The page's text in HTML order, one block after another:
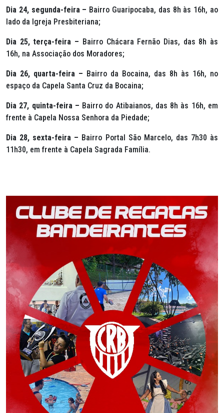
Dia 24, segunda-feira – Bairro Guaripocaba, das 8h às 16h, ao
lado da Igreja Presbiteriana;
Dia 25, terça-feira – Bairro Chácara Fernão Dias, das 8h às
16h, na Associação dos Moradores;
Dia 26, quarta-feira – Bairro da Bocaina, das 8h às 16h, no
espaço da Capela Santa Cruz da Bocaina;
Dia 27, quinta-feira – Bairro do Atibaianos, das 8h às 16h, em
frente à Capela Nossa Senhora da Piedade;
Dia 28, sexta-feira – Bairro Portal São Marcelo, das 7h30 às
11h30, em frente à Capela Sagrada Família.